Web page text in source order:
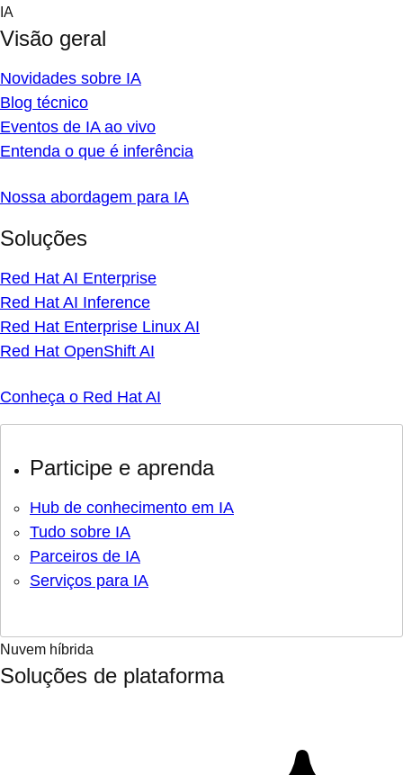
Skip
content
IA
Visão geral
Novidades sobre IA
Blog técnico
Eventos de IA ao vivo
Entenda o que é inferência
Nossa abordagem para IA
Soluções
Red Hat AI Enterprise
Red Hat AI Inference
Red Hat Enterprise Linux AI
Red Hat OpenShift AI
Conheça o Red Hat AI
Participe e aprenda
Hub de conhecimento em IA
Tudo sobre IA
Parceiros de IA
Serviços para IA
Nuvem híbrida
Soluções de plataforma